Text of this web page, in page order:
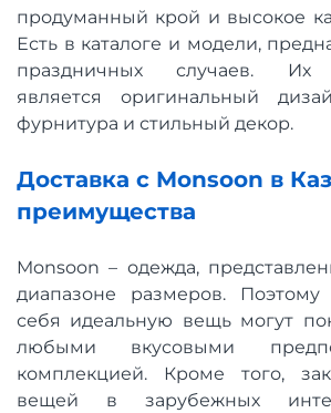
продуманный крой и высокое
Есть в каталоге и модели,
праздничных случаев. Их
является оригинальный
фурнитура и стильный декор.
Доставка с Monsoon в
преимущества
Monsoon – одежда,
диапазоне размеров. Поэтому
себя идеальную вещь могут
любыми вкусовыми
комплекцией. Кроме того,
вещей в зарубежных